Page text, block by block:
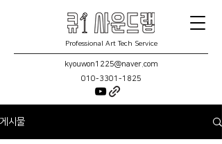
Professional Art Tech Service
kyouwon1225@naver.com
010-3301-1825
게시물